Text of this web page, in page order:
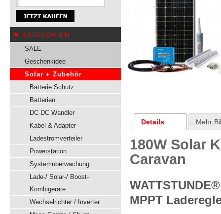
KATEGORIEN
SALE
Geschenkidee
Solar + Zubehör
Batterie Schutz
Batterien
DC-DC Wandler
Kabel & Adapter
Ladestromverteiler
Powerstation
Systemüberwachung
Lade-/ Solar-/ Boost-
Kombigeräte
Wechselrichter / Inverter
Details Mehr
180W Solar
Caravan
MPPT